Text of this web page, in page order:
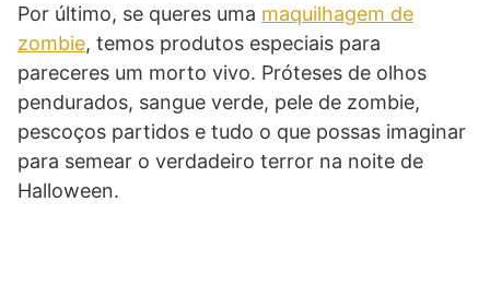
Por último, se queres uma maquilhagem de
zombie, temos produtos especiais para
pareceres um morto vivo. Próteses de olhos
pendurados, sangue verde, pele de zombie,
pescoços partidos e tudo o que possas imaginar
para semear o verdadeiro terror na noite de
Halloween.